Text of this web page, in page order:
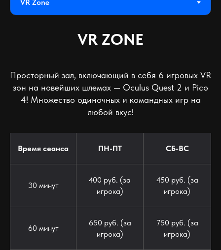
VR ZONE
Просторный зал, включающий в себя 6 игровых VR
зон на новейших шлемах — Oculus Quest 2 и Pico
4! Множество одиночных и командных игр на
любой вкус!
Время сеанса ПН-ПТ СБ-ВС
30 минут
400 руб. (за
игрока)
450 руб. (за
игрока)
60 минут
650 руб. (за
игрока)
750 руб. (за
игрока)